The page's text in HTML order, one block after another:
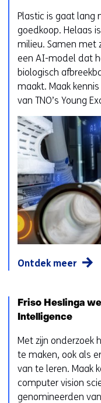
Plastic is gaat lang
goedkoop. Helaas
milieu. Samen met
een AI-model dat
biologisch
maakt. Maak
van TNO’s Young
Ontdek meer
Friso Heslinga
Intelligence
Met zijn onderzoek
te maken, ook als
van te leren. Maak
computer vision
genomineerden van